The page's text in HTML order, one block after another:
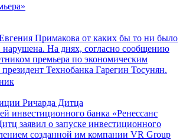
Примакова от каких бы то ни было
На днях, согласно сообщению
премьера по экономическим
Технобанка Гарегин Тосунян.
Ричарда Дитца
инвестиционного банка «Ренессанс
заявил о запуске инвестиционного
созданной им компании VR Group